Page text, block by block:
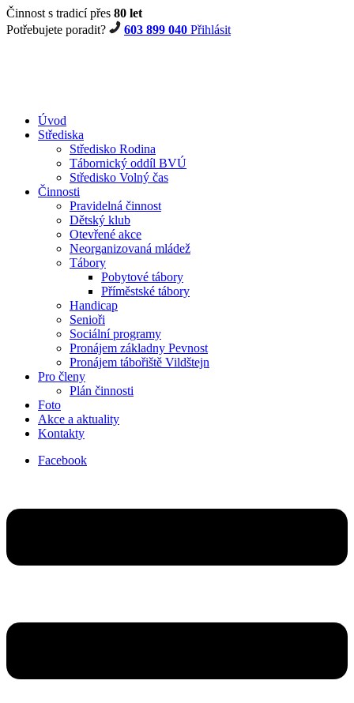
Činnost s tradicí přes 80 let
Potřebujete poradit?
603 899 040 Přihlásit
Úvod
Střediska
Středisko Rodina
Tábornický oddíl BVÚ
Středisko Volný čas
Činnosti
Pravidelná činnost
Dětský klub
Otevřené akce
Neorganizovaná mládež
Tábory
Pobytové tábory
Příměstské tábory
Handicap
Senioři
Sociální programy
Pronájem základny Pevnost
Pronájem tábořiště Vildštejn
Pro členy
Plán činnosti
Foto
Akce a aktuality
Kontakty
Facebook